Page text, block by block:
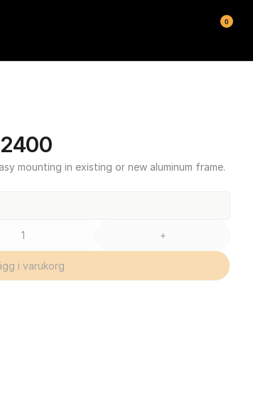
mounting in existing or new aluminum frame.
+
i varukorg
0